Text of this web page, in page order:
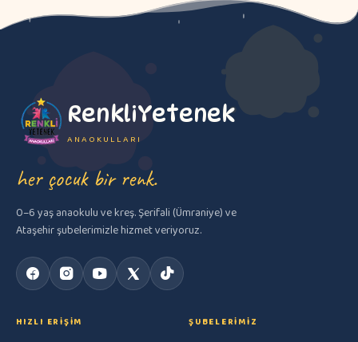
RenkliYetenek
ANAOKULLARI
her çocuk bir renk.
0–6 yaş anaokulu ve kreş. Şerifali (Ümraniye) ve
Ataşehir şubelerimizle hizmet veriyoruz.
HIZLI ERIŞIM ŞUBELERIMIZ